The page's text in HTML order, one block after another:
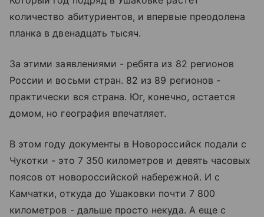
количество абитуриентов, и впервые преодолена
планка в двенадцать тысяч.
За этими заявлениями - ребята из 82 регионов
России и восьми стран. 82 из 89 регионов -
практически вся страна. Юг, конечно, остается
домом, но география впечатляет.
В этом году документы в Новороссийск подали с
Чукотки - это 7 350 километров и девять часовых
поясов от новороссийской набережной. И с
Камчатки, откуда до Ушаковки почти 7 800
километров - дальше просто некуда. А еще с